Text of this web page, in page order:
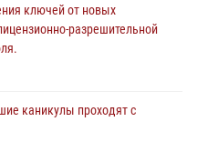
каникулы проходят с
первыми пришли на помощь к
ключей от новых
разрешительной
каникулы проходят с